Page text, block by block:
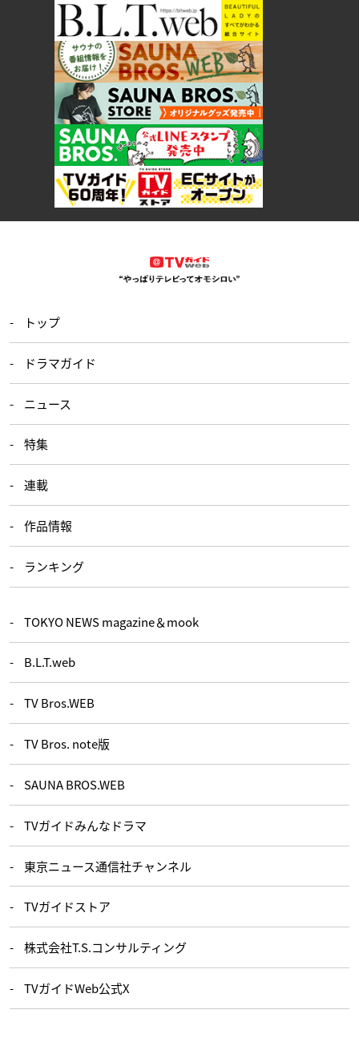
トップ
ドラマガイド
ニュース
特集
連載
作品情報
ランキング
TOKYO NEWS magazine＆mook
B.L.T.web
TV Bros.WEB
TV Bros. note版
SAUNA BROS.WEB
TVガイドみんなドラマ
東京ニュース通信社チャンネル
TVガイドストア
株式会社T.S.コンサルティング
TVガイドWeb公式X